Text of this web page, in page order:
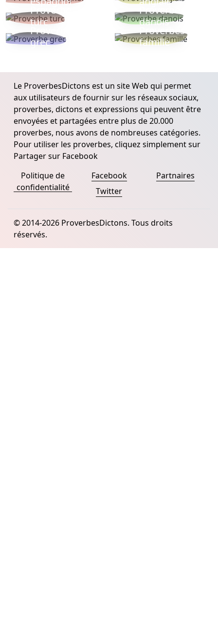
Proverbe
turc
Proverbe
danois
Proverbe
grec
Proverbes
famille
Le ProverbesDictons est un site Web qui permet
aux utilisateurs de fournir sur les réseaux sociaux,
proverbes, dictons et expressions qui peuvent être
envoyées et partagées entre plus de 20.000
proverbes, nous avons de nombreuses catégories.
Pour utiliser les proverbes, cliquez simplement sur
Partager sur Facebook
Politique de
confidentialité
Facebook
Twitter
Partnaires
© 2014-2026 ProverbesDictons. Tous droits
réservés.